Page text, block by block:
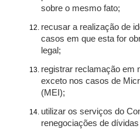
sobre o mesmo fato;
recusar a realização de
casos em que esta for
legal;
registrar reclamação em
exceto nos casos de
(MEI);
utilizar os serviços do
renegociações de